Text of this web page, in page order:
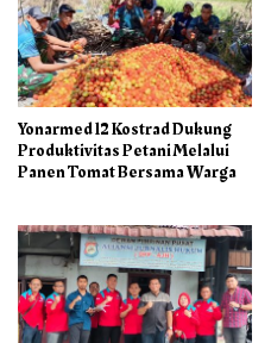
Yonarmed 12 Kostrad Dukung
Produktivitas Petani Melalui
Panen Tomat Bersama Warga